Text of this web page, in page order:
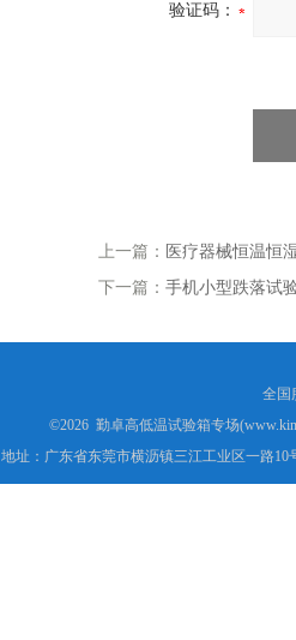
验证码：
上一篇： 医疗器械恒温恒
下一篇： 手机小型跌落试
全国
©2026 勤卓高低温试验箱专场
地址：广东省东莞市横沥镇三江工业区一路10